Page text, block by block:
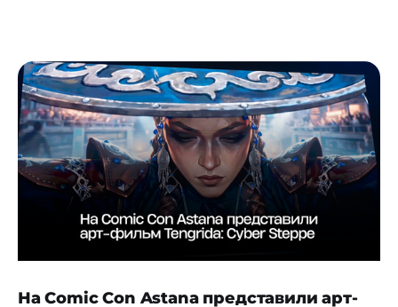
На Comic Con Astana представили арт-